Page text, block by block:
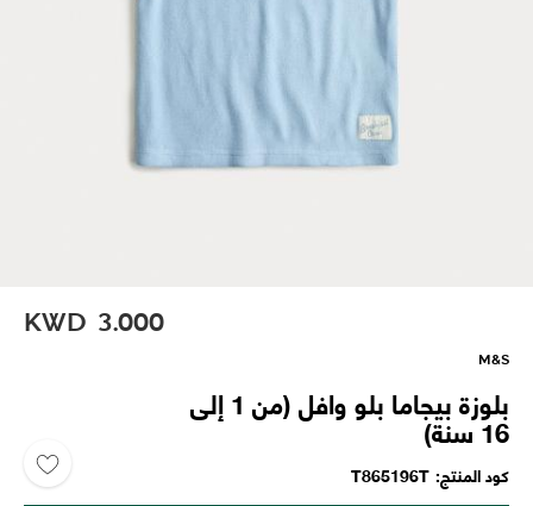
KWD 3.000
M&S
بلوزة بيجاما بلو وافل (من 1 إلى
16 سنة)
كود المنتج T865196T